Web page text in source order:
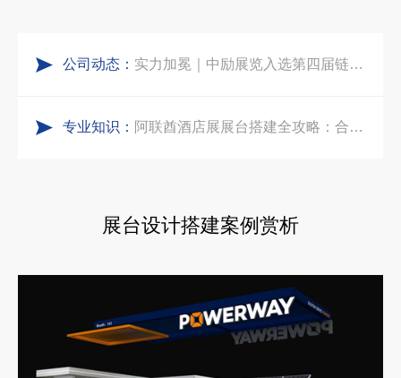
公司动态： 实力加冕｜中励展览入选第四届链博会推荐搭建施工服务商名录
再获殊荣！中励展览荣获世界制药原料中国展可持续金奖
专业知识：
中东建材展特装展台验收确认区通关指南：避开这5个坑，省下20万
阿联酋酒店展展台搭建全攻略：合规落地、吸客转化、避坑实操指南
展台设计搭建案例赏析